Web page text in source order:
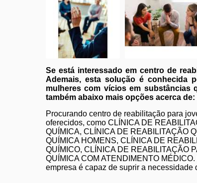
Se está interessado em centro de
Ademais, esta solução é conhecida
mulheres com vícios em substâncias
também abaixo mais opções acerca
Procurando centro de reabilitação para
oferecidos, como CLÍNICA DE
QUÍMICA, CLÍNICA DE REABILITAÇÃO
QUÍMICA HOMENS, CLÍNICA DE
QUÍMICO, CLÍNICA DE REABILITAÇÃO
QUÍMICA COM ATENDIMENTO
empresa é capaz de suprir a